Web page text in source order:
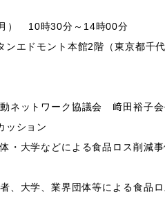
） 10時30分～14時00分
エドモント本館2階（東京都千
ットワーク協議会 﨑田裕子会
ッション
大学などによる食品ロス削減事
大学、業界団体等による食品ロ